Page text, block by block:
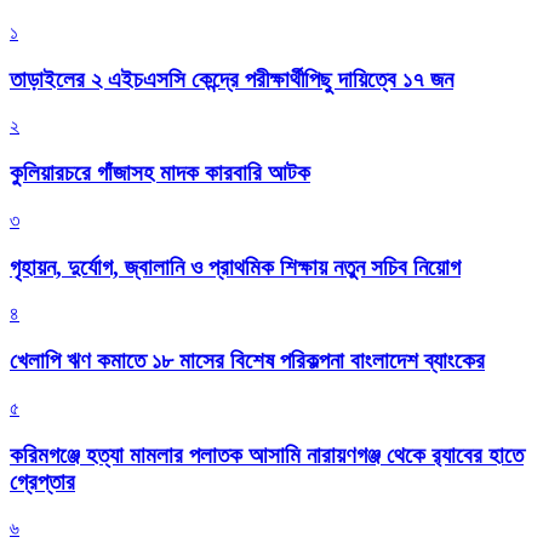
১
তাড়াইলের ২ এইচএসসি কেন্দ্রে পরীক্ষার্থীপিছু দায়িত্বে ১৭ জন
২
কুলিয়ারচরে গাঁজাসহ মাদক কারবারি আটক
৩
গৃহায়ন, দুর্যোগ, জ্বালানি ও প্রাথমিক শিক্ষায় নতুন সচিব নিয়োগ
৪
খেলাপি ঋণ কমাতে ১৮ মাসের বিশেষ পরিকল্পনা বাংলাদেশ ব্যাংকের
৫
করিমগঞ্জে হত্যা মামলার পলাতক আসামি নারায়ণগঞ্জ থেকে র‌্যাবের হাতে
গ্রেপ্তার
৬